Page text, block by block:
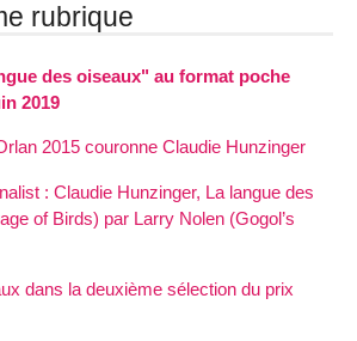
rubrique
des oiseaux" au format poche
2019
2015 couronne Claudie Hunzinger
: Claudie Hunzinger, La langue des
of Birds) par Larry Nolen (Gogol’s
dans la deuxième sélection du prix